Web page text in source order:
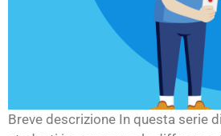
Breve descrizione In questa serie